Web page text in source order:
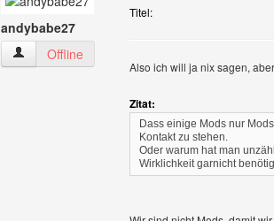
andybabe27
andybabe27 Benutzer-Profile anzeigen
Offline
Titel:
Also ich will ja nix sagen,
Zitat:
Dass einige Mods nur
Kontakt zu stehen.
Oder warum hat man
Wirklichkeit garnicht